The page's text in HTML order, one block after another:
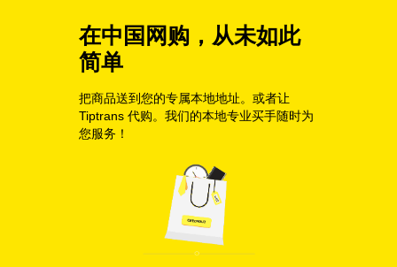
在中国网购，从未如此
简单
把商品送到您的专属本地地址。或者让
Tiptrans 代购。我们的本地专业买手随时为
您服务！